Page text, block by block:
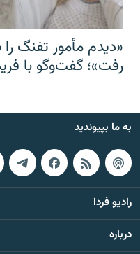
«دیدم مأمور تفنگ
رفت»؛ گفت‌و‌گو با
به ما بپیوندید
رادیو فردا
درباره